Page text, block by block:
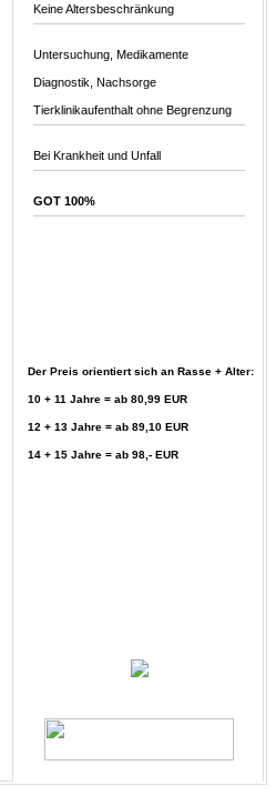
Keine Altersbeschränkung
Untersuchung, Medikamente
Diagnostik, Nachsorge
Tierklinikaufenthalt ohne Begrenzung
Bei Krankheit und Unfall
GOT 100%
Der Preis orientiert sich an Rasse + Alter:
10 + 11 Jahre = ab 80,99 EUR
12 + 13 Jahre = ab 89,10 EUR
14 + 15 Jahre = ab 98,- EUR